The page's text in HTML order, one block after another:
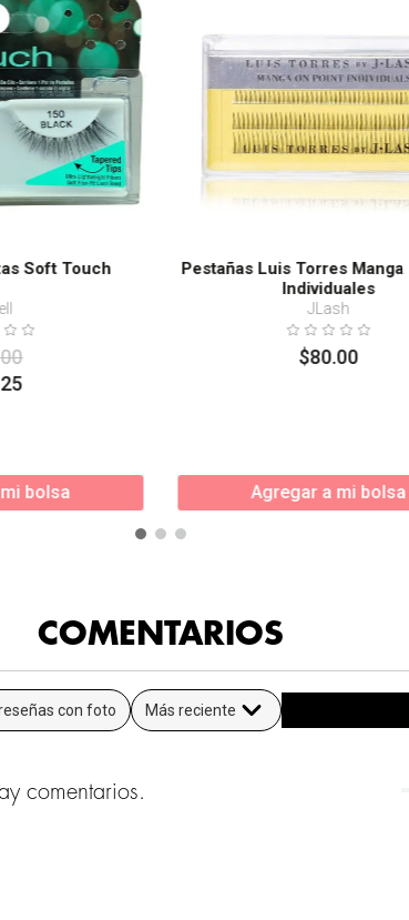
Soft Touch
00
25
bolsa
Pestañas Luis Torres Manga
Individuales
JLash
$80.00
Agregar a mi bolsa
COMENTARIOS
con foto Más reciente
comentarios.